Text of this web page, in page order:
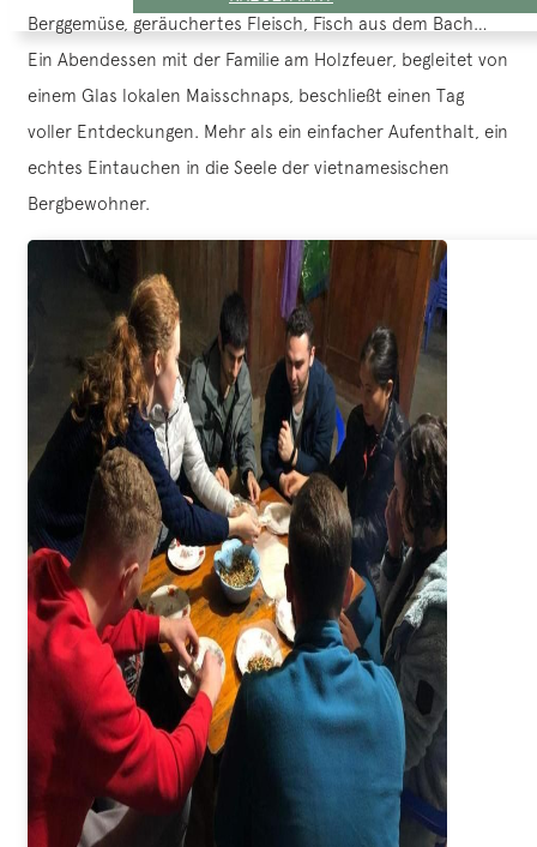
Berggemüse, geräuchertes Fleisch, Fisch aus dem Bach…
Ein Abendessen mit der Familie am Holzfeuer, begleitet von
einem Glas lokalen Maisschnaps, beschließt einen Tag
voller Entdeckungen. Mehr als ein einfacher Aufenthalt, ein
echtes Eintauchen in die Seele der vietnamesischen
Bergbewohner.